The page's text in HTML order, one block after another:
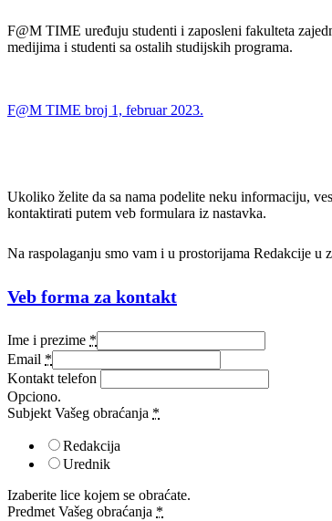
F@M TIME uređuju studenti i zaposleni fakulteta
medijima i studenti sa ostalih studijskih programa.
F@M TIME broj 1, februar 2023.
Ukoliko želite da sa nama podelite neku informaciju,
kontaktirati putem veb formulara iz nastavka.
Na raspolaganju smo vam i u prostorijama Redakcije u
Veb forma za kontakt
Ime i prezime *
Email *
Kontakt telefon
Opciono.
Subjekt Vašeg obraćanja *
Redakcija
Urednik
Izaberite lice kojem se obraćate.
Predmet Vašeg obraćanja *